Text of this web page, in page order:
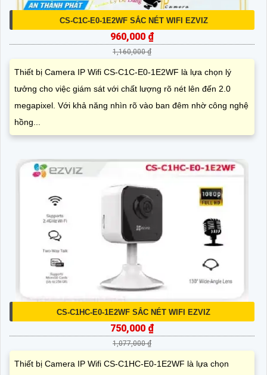
CS-C1C-E0-1E2WF SẮC NÉT WIFI EZVIZ
960,000 ₫
1,160,000 ₫
Thiết bị Camera IP Wifi CS-C1C-E0-1E2WF là lựa chọn lý
tưởng cho việc giám sát với chất lượng rõ nét lên đến 2.0
megapixel. Với khả năng nhìn rõ vào ban đêm nhờ công nghệ
hồng...
CS-C1HC-E0-1E2WF SẮC NÉT WIFI EZVIZ
750,000 ₫
1,077,000 ₫
Thiết bị Camera IP Wifi CS-C1HC-E0-1E2WF là lựa chọn